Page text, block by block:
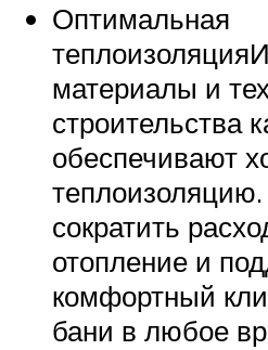
Оптимальная
материалы и
строительства
обеспечивают
сократить
отопление и
комфортный
бани в любое